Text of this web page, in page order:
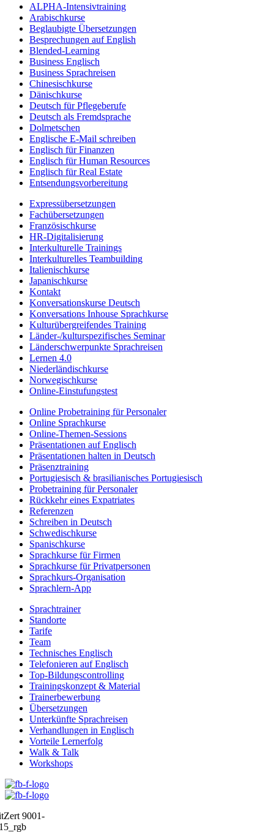
ALPHA-Intensivtraining
Arabischkurse
Beglaubigte Übersetzungen
Besprechungen auf English
Blended-Learning
Business Englisch
Business Sprachreisen
Chinesischkurse
Dänischkurse
Deutsch für Pflegeberufe
Deutsch als Fremdsprache
Dolmetschen
Englische E-Mail schreiben
Englisch für Finanzen
Englisch für Human Resources
Englisch für Real Estate
Entsendungsvorbereitung
Expressübersetzungen
Fachübersetzungen
Französischkurse
HR-Digitalisierung
Interkulturelle Trainings
Interkulturelles Teambuilding
Italienischkurse
Japanischkurse
Kontakt
Konversationskurse Deutsch
Konversations Inhouse Sprachkurse
Kulturübergreifendes Training
Länder-/kulturspezifisches Seminar
Länderschwerpunkte Sprachreisen
Lernen 4.0
Niederländischkurse
Norwegischkurse
Online-Einstufungstest
Online Probetraining für Personaler
Online Sprachkurse
Online-Themen-Sessions
Präsentationen auf Englisch
Präsentationen halten in Deutsch
Präsenztraining
Portugiesisch & brasilianisches Portugiesisch
Probetraining für Personaler
Rückkehr eines Expatriates
Referenzen
Schreiben in Deutsch
Schwedischkurse
Spanischkurse
Sprachkurse für Firmen
Sprachkurse für Privatpersonen
Sprachkurs-Organisation
Sprachlern-App
Sprachtrainer
Standorte
Tarife
Team
Technisches Englisch
Telefonieren auf Englisch
Top-Bildungscontrolling
Trainingskonzept & Material
Trainerbewerbung
Übersetzungen
Unterkünfte Sprachreisen
Verhandlungen in Englisch
Vorteile Lernerfolg
Walk & Talk
Workshops